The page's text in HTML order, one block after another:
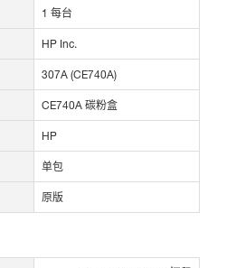
1 每台
HP Inc.
307A (CE740A)
CE740A 碳粉盒
HP
单包
原版